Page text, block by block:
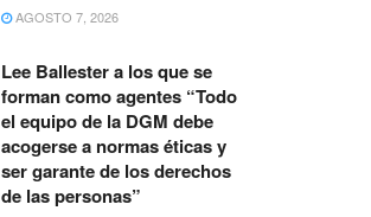
AGOSTO 7, 2026
Lee Ballester a los que se
forman como agentes “Todo
el equipo de la DGM debe
acogerse a normas éticas y
ser garante de los derechos
de las personas”